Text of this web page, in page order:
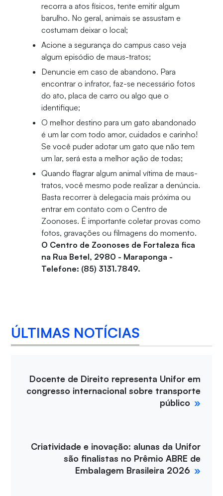
recorra a atos físicos, tente emitir algum
barulho. No geral, animais se assustam e
costumam deixar o local;
Acione a segurança do campus caso veja
algum episódio de maus-tratos;
Denuncie em caso de abandono. Para
encontrar o infrator, faz-se necessário fotos
do ato, placa de carro ou algo que o
identifique;
O melhor destino para um gato abandonado
é um lar com todo amor, cuidados e carinho!
Se você puder adotar um gato que não tem
um lar, será esta a melhor ação de todas;
Quando flagrar algum animal vítima de maus-
tratos, você mesmo pode realizar a denúncia.
Basta recorrer à delegacia mais próxima ou
entrar em contato com o Centro de
Zoonoses. É importante coletar provas como
fotos, gravações ou filmagens do momento.
O Centro de Zoonoses de Fortaleza fica
na Rua Betel, 2980 - Maraponga -
Telefone: (85) 3131.7849.
ÚLTIMAS NOTÍCIAS
Docente de Direito representa Unifor em
congresso internacional sobre transporte
público
Criatividade e inovação: alunas da Unifor
são finalistas no Prêmio ABRE de
Embalagem Brasileira 2026